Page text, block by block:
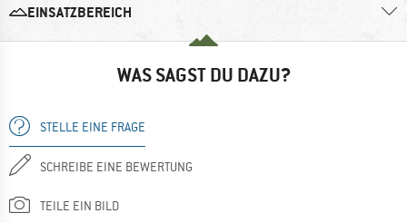
EINSATZBEREICH
WAS SAGST DU DAZU?
STELLE EINE FRAGE
SCHREIBE EINE BEWERTUNG
TEILE EIN BILD